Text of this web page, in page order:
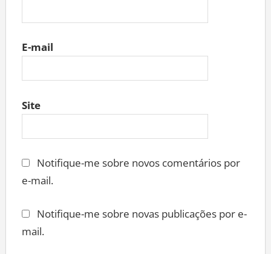
E-mail
Site
Notifique-me sobre novos comentários por
e-mail.
Notifique-me sobre novas publicações por e-
mail.